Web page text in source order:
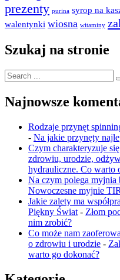
prezenty purina syrop na
walentynki wiosna witaminy
Szukaj na stronie
Search
for:
Najnowsze
Rodzaje przynęt
- Na jakie przynęty
Czym charakteryzuje
zdrowiu, urodzie,
hydrauliczne. Co warto
Na czym polega myjnia
Nowoczesne myjnie
Jakie zalety ma
Piękny Świat - Złom
nim zrobić?
Co może nam
o zdrowiu i urodzie -
warto go dokonać?